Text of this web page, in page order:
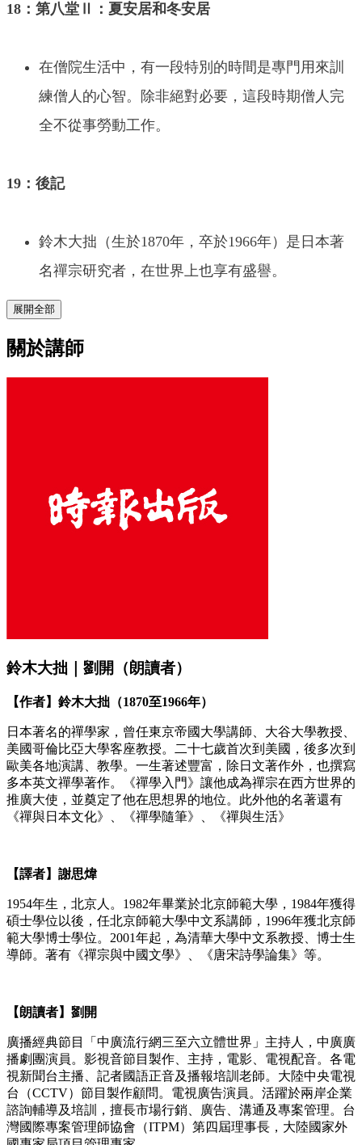
18：第八堂Ⅱ：夏安居和冬安居
在僧院生活中，有一段特別的時間是專門用來訓
練僧人的心智。除非絕對必要，這段時期僧人完
全不從事勞動工作。
19：後記
鈴木大拙（生於1870年，卒於1966年）是日本著
名禪宗研究者，在世界上也享有盛譽。
展開全部
關於講師
鈴木大拙｜劉開（朗讀者）
【作者】鈴木大拙（1870至1966年）
日本著名的禪學家，曾任東京帝國大學講師、大谷大學教授、
美國哥倫比亞大學客座教授。二十七歲首次到美國，後多次到
歐美各地演講、教學。一生著述豐富，除日文著作外，也撰寫
多本英文禪學著作。《禪學入門》讓他成為禪宗在西方世界的
推廣大使，並奠定了他在思想界的地位。此外他的名著還有
《禪與日本文化》、《禪學隨筆》、《禪與生活》
【譯者】謝思煒
1954年生，北京人。1982年畢業於北京師範大學，1984年獲得
碩士學位以後，任北京師範大學中文系講師，1996年獲北京師
範大學博士學位。2001年起，為清華大學中文系教授、博士生
導師。著有《禪宗與中國文學》、《唐宋詩學論集》等。
【朗讀者】劉開
廣播經典節目「中廣流行網三至六立體世界」主持人，中廣廣
播劇團演員。影視音節目製作、主持，電影、電視配音。各電
視新聞台主播、記者國語正音及播報培訓老師。大陸中央電視
台（CCTV）節目製作顧問。電視廣告演員。活躍於兩岸企業
諮詢輔導及培訓，擅長市場行銷、廣告、溝通及專案管理。台
灣國際專案管理師協會（ITPM）第四屆理事長，大陸國家外